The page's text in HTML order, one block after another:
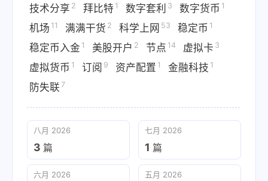
技术分享 2 拜比特 1 数字套利 3 数字货币 1
机场 11 满满干货 2 科学上网 53 稳定币 1
稳定币入金 1 美股开户 2 节点 14 虚拟卡 3
虚拟货币 1 订阅 9 资产配置 1 金融科技 1
防失联 7
八月 2026
3 篇
七月 2026
1 篇
六月 2026 五月 2026